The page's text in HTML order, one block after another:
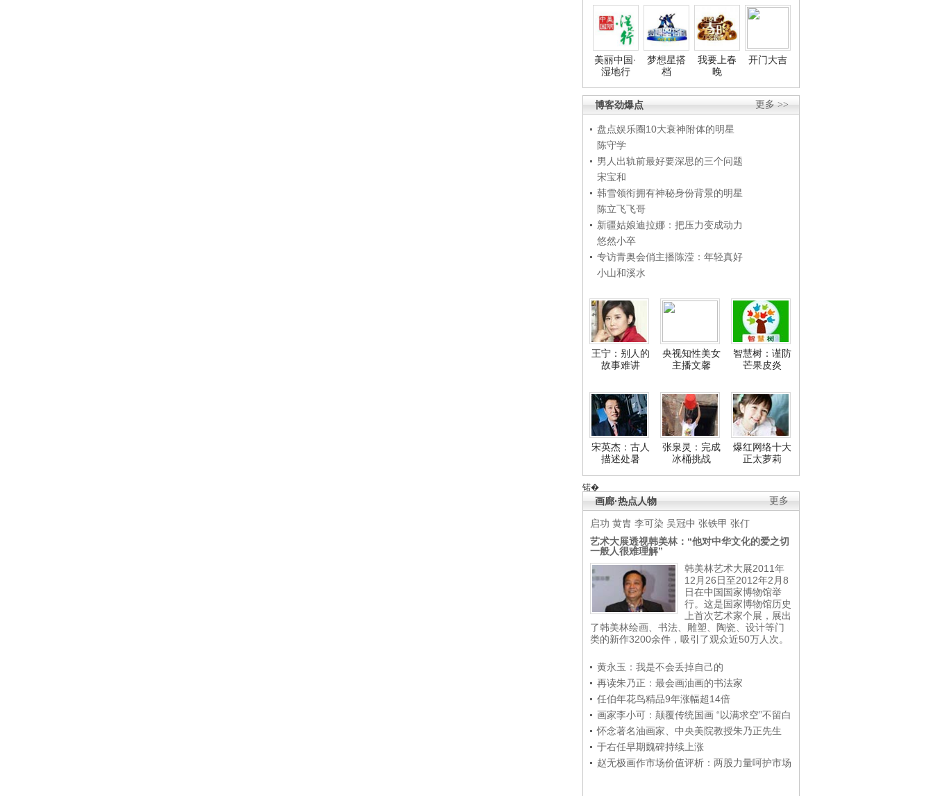
美丽中国·
湿地行
梦想星搭
档
我要上春
晚
开门大吉
更多 >>
博客劲爆点
盘点娱乐圈10大衰神附体的明星
陈守学
男人出轨前最好要深思的三个问题
宋宝和
韩雪领衔拥有神秘身份背景的明星
陈立飞飞哥
新疆姑娘迪拉娜：把压力变成动力
悠然小卒
专访青奥会俏主播陈滢：年轻真好
小山和溪水
王宁：别人的
故事难讲
央视知性美女
主播文馨
智慧树：谨防
芒果皮炎
宋英杰：古人
描述处暑
张泉灵：完成
冰桶挑战
爆红网络十大
正太萝莉
锘�
更多
画廊·热点人物
启功 黄胄 李可染 吴冠中 张铁甲 张仃
艺术大展透视韩美林：“他对中华文化的爱之切
一般人很难理解”
韩美林艺术大展2011年
12月26日至2012年2月8
日在中国国家博物馆举
行。这是国家博物馆历史
上首次艺术家个展，展出
了韩美林绘画、书法、雕塑、陶瓷、设计等门
类的新作3200余件，吸引了观众近50万人次。
黄永玉：我是不会丢掉自己的
再读朱乃正：最会画油画的书法家
任伯年花鸟精品9年涨幅超14倍
画家李小可：颠覆传统国画 “以满求空”不留白
怀念著名油画家、中央美院教授朱乃正先生
于右任早期魏碑持续上涨
赵无极画作市场价值评析：两股力量呵护市场